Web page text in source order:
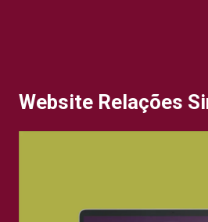
Website Relações